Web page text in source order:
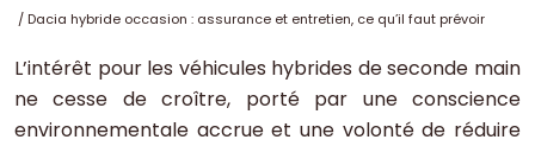
/ Dacia hybride occasion : assurance et entretien, ce qu’il faut prévoir
L’intérêt pour les véhicules hybrides de seconde main
ne cesse de croître, porté par une conscience
environnementale accrue et une volonté de réduire